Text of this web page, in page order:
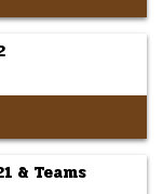
& Teams